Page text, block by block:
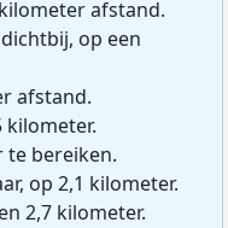
afstand.
op een
afstand.
kilometer.
te bereiken.
op 2,1 kilometer.
2,7 kilometer.